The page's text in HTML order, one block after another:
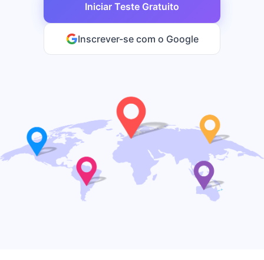
Iniciar Teste Gratuito
Inscrever-se com o Google